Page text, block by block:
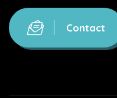
Contact